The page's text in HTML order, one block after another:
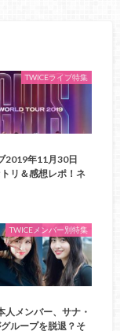
TWICEライブ特集
2019年11月30日
トリ＆感想レポ！ネ
TWICEメンバー別特集
人メンバー、サナ・
ループを脱退？そ